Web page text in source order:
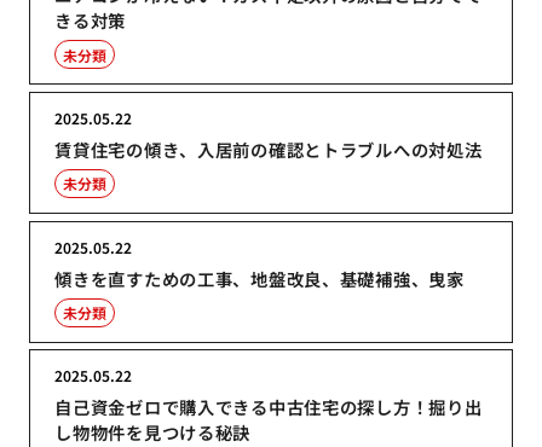
きる対策
未分類
賃貸住宅の傾き、入居前の確認とトラブルへの対処法
2025.05.22
未分類
傾きを直すための工事、地盤改良、基礎補強、曳家
2025.05.22
未分類
自己資金ゼロで購入できる中古住宅の探し方！掘り出
し物物件を見つける秘訣
2025.05.22